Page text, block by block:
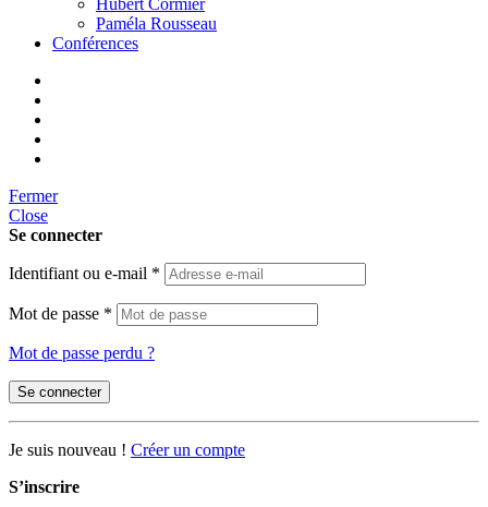
Hubert Cormier
Paméla Rousseau
Conférences
Fermer
Close
Se connecter
Identifiant ou e-mail *
Mot de passe *
Mot de passe perdu ?
Se connecter
Je suis nouveau ! Créer un compte
S’inscrire